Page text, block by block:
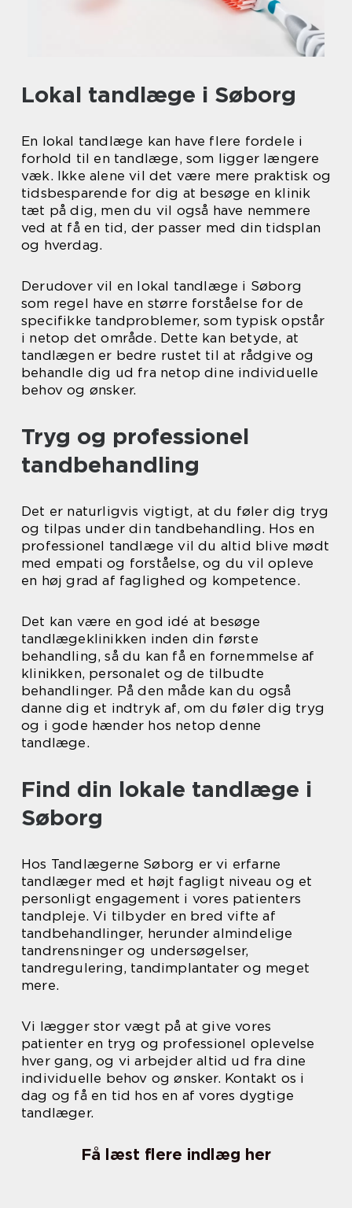
Lokal tandlæge i Søborg
En lokal tandlæge kan have flere fordele i
forhold til en tandlæge, som ligger længere
væk. Ikke alene vil det være mere praktisk og
tidsbesparende for dig at besøge en klinik
tæt på dig, men du vil også have nemmere
ved at få en tid, der passer med din tidsplan
og hverdag.
Derudover vil en lokal tandlæge i Søborg
som regel have en større forståelse for de
specifikke tandproblemer, som typisk opstår
i netop det område. Dette kan betyde, at
tandlægen er bedre rustet til at rådgive og
behandle dig ud fra netop dine individuelle
behov og ønsker.
Tryg og professionel
tandbehandling
Det er naturligvis vigtigt, at du føler dig tryg
og tilpas under din tandbehandling. Hos en
professionel tandlæge vil du altid blive mødt
med empati og forståelse, og du vil opleve
en høj grad af faglighed og kompetence.
Det kan være en god idé at besøge
tandlægeklinikken inden din første
behandling, så du kan få en fornemmelse af
klinikken, personalet og de tilbudte
behandlinger. På den måde kan du også
danne dig et indtryk af, om du føler dig tryg
og i gode hænder hos netop denne
tandlæge.
Find din lokale tandlæge i
Søborg
Hos Tandlægerne Søborg er vi erfarne
tandlæger med et højt fagligt niveau og et
personligt engagement i vores patienters
tandpleje. Vi tilbyder en bred vifte af
tandbehandlinger, herunder almindelige
tandrensninger og undersøgelser,
tandregulering, tandimplantater og meget
mere.
Vi lægger stor vægt på at give vores
patienter en tryg og professionel oplevelse
hver gang, og vi arbejder altid ud fra dine
individuelle behov og ønsker. Kontakt os i
dag og få en tid hos en af vores dygtige
tandlæger.
Få læst flere indlæg her